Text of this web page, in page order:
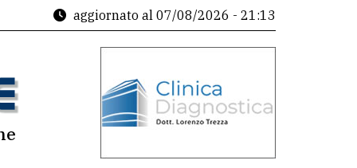
aggiornato al 07/08/2026 - 21:13